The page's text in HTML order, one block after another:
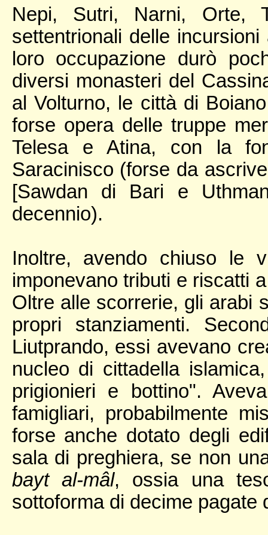
Nepi, Sutri, Narni, Orte,
settentrionali delle
loro occupazione durò
diversi monasteri del
al Volturno, le città di
forse opera delle truppe
Telesa e Atina, con la
Saracinisco (forse da
[Sawdan di Bari e
decennio).
Inoltre, avendo chiuso le
imponevano tributi e riscatti
Oltre alle scorrerie, gli arabi
propri stanziamenti.
Liutprando, essi avevano
nucleo di cittadella
prigionieri e bottino".
famigliari, probabilmente
forse anche dotato degli
sala di preghiera, se non
bayt al-mâl, ossia una
sottoforma di decime pagate